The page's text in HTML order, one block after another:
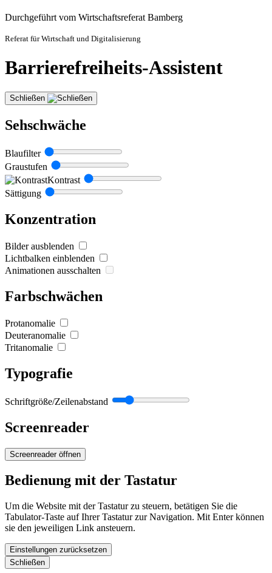
Durchgeführt vom Wirtschaftsreferat Bamberg
Referat für Wirtschaft und Digitalisierung
Barrierefreiheits-Assistent
Schließen
Sehschwäche
Blaufilter
Graustufen
Kontrast
Sättigung
Konzentration
Bilder ausblenden
Lichtbalken einblenden
Animationen ausschalten
Farbschwächen
Protanomalie
Deuteranomalie
Tritanomalie
Typografie
Schriftgröße/Zeilenabstand
Screenreader
Screenreader öffnen
Bedienung mit der Tastatur
Um die Website mit der Tastatur zu steuern, betätigen Sie die
Tabulator-Taste auf Ihrer Tastatur zur Navigation. Mit Enter können
sie den jeweiligen Link ansteuern.
Einstellungen zurücksetzen
Schließen